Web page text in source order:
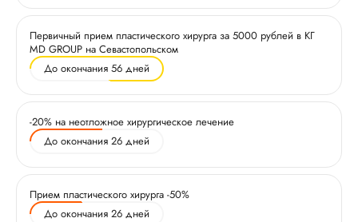
Первичный прием пластического хирурга за 5000 рублей в КГ
MD GROUP на Севастопольском
До окончания 56 дней
-20% на неотложное хирургическое лечение
До окончания 26 дней
Прием пластического хирурга -50%
До окончания 26 дней